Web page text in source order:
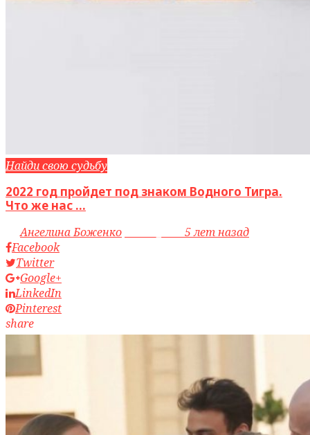
Найди свою судьбу
2022 год пройдет под знаком Водного Тигра.
Что же нас ...
byАнгелина Боженко
5 лет назад
Facebook
Twitter
Google+
LinkedIn
Pinterest
share